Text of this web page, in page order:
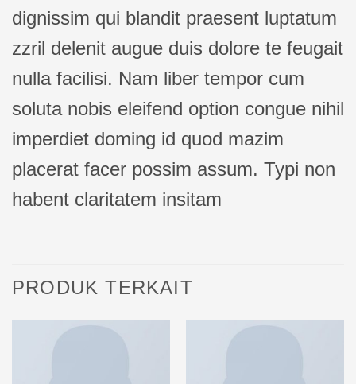
dignissim qui blandit praesent luptatum
zzril delenit augue duis dolore te feugait
nulla facilisi. Nam liber tempor cum
soluta nobis eleifend option congue nihil
imperdiet doming id quod mazim
placerat facer possim assum. Typi non
habent claritatem insitam
PRODUK TERKAIT